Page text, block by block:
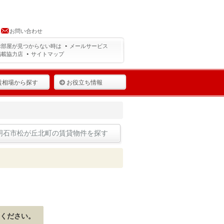
お問い合わせ
屋が見つからない時は
メールサービス
協力店 サイトマップ
相場から探す お役立ち情報
石市松が丘北町の賃貸物件を探す
ださい。